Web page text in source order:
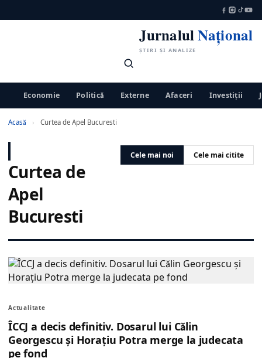
JurnalulNațional
ȘTIRI ȘI ANALIZE
Economie Politică Externe Afaceri Investiții
Acasă › Curtea de Apel Bucuresti
Curtea de
Apel
Bucuresti
Cele mai noi Cele mai citite
Actualitate
ÎCCJ a decis definitiv. Dosarul lui Călin
Georgescu și Horațiu Potra merge la judecata
pe fond